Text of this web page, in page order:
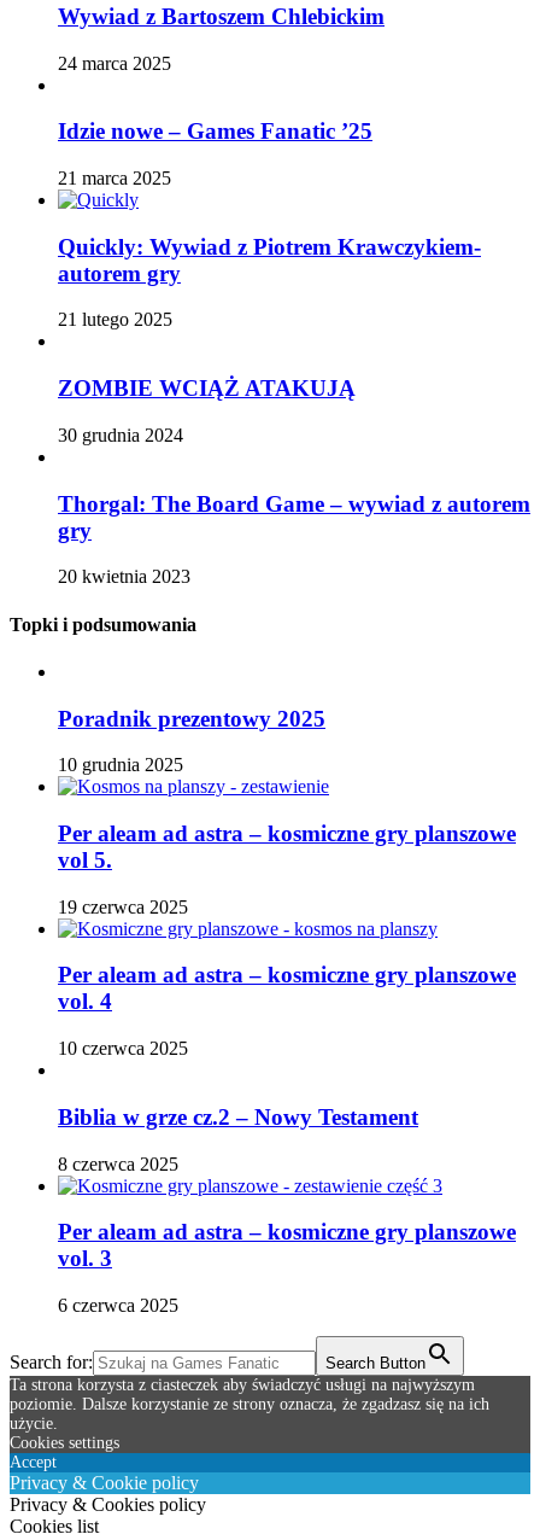
Wywiad z Bartoszem Chlebickim
24 marca 2025
Idzie nowe – Games Fanatic ’25
21 marca 2025
Quickly: Wywiad z Piotrem Krawczykiem-
autorem gry
21 lutego 2025
ZOMBIE WCIĄŻ ATAKUJĄ
30 grudnia 2024
Thorgal: The Board Game – wywiad z autorem
gry
20 kwietnia 2023
Topki i podsumowania
Poradnik prezentowy 2025
10 grudnia 2025
Per aleam ad astra – kosmiczne gry planszowe
vol 5.
19 czerwca 2025
Per aleam ad astra – kosmiczne gry planszowe
vol. 4
10 czerwca 2025
Biblia w grze cz.2 – Nowy Testament
8 czerwca 2025
Per aleam ad astra – kosmiczne gry planszowe
vol. 3
6 czerwca 2025
Search for:
Search Button
Ta strona korzysta z ciasteczek aby świadczyć usługi na najwyższym
poziomie. Dalsze korzystanie ze strony oznacza, że zgadzasz się na ich
użycie.
Cookies settings
Accept
Privacy & Cookie policy
Privacy & Cookies policy
Cookies list